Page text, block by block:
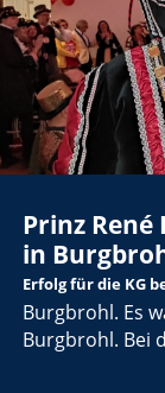
Prinz
in
Erfolg für die KG
Burgbrohl. Es
Burgbrohl. Bei